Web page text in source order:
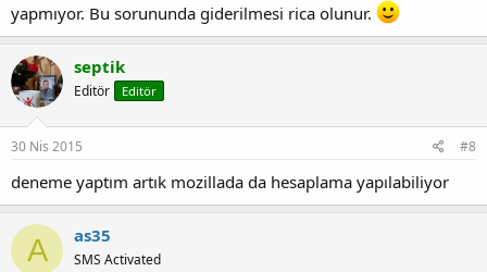
yapmıyor. Bu sorununda giderilmesi rica olunur.
septik
Editör Editör
30 Nis 2015 #8
deneme yaptım artık mozillada da hesaplama yapılabiliyor
A as35
SMS Activated